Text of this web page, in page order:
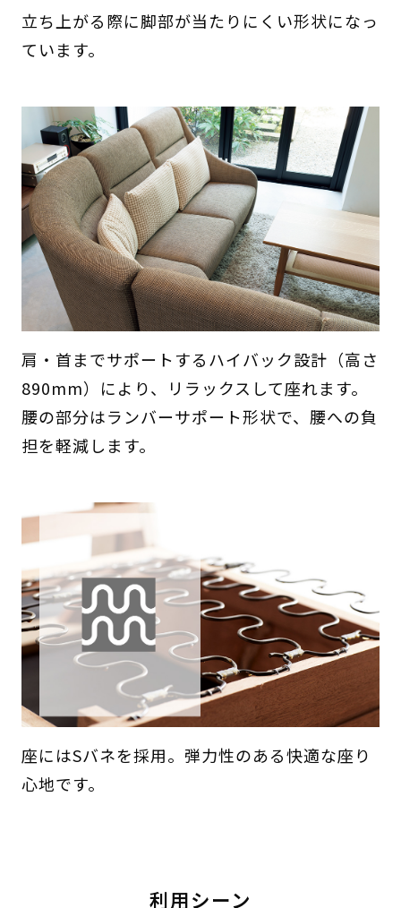
立ち上がる際に脚部が当たりにくい形状になっ
ています。
肩・首までサポートするハイバック設計（高さ
890mm）により、リラックスして座れます。
腰の部分はランバーサポート形状で、腰への負
担を軽減します。
座にはSバネを採用。弾力性のある快適な座り
心地です。
利用シーン